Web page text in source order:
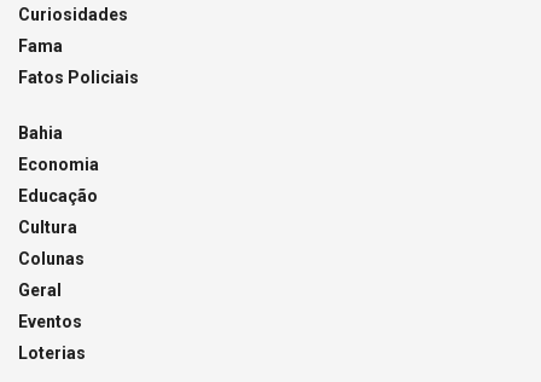
Curiosidades
Fama
Fatos Policiais
Bahia
Economia
Educação
Cultura
Colunas
Geral
Eventos
Loterias